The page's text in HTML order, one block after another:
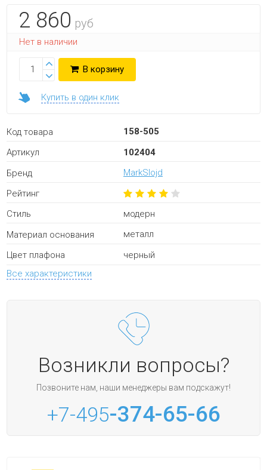
2 860 руб
Нет в наличии
В корзину
Купить в один клик
Код товара
158-505
Артикул
102404
Бренд
MarkSlojd
Рейтинг
Стиль
модерн
Материал основания
металл
Цвет плафона
черный
Все характеристики
Возникли вопросы?
Позвоните нам, наши менеджеры вам подскажут!
+7-495-374-65-66